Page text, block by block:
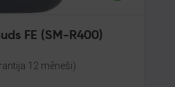
FE (SM-R400)
12 mēneši)